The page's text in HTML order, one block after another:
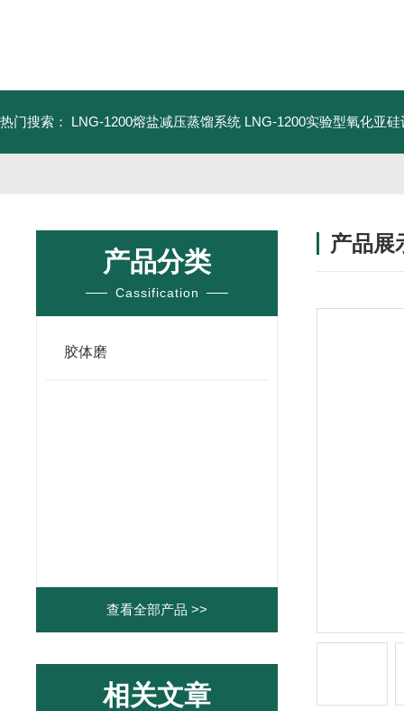
热门搜索： LNG-1200熔盐减压蒸馏系统 LNG-1200实验型氧化亚硅
产品分类
Cassification
胶体磨
查看全部产品 >>
相关文章
产品展